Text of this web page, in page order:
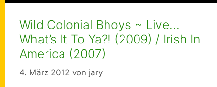
Wild Colonial Bhoys ~ Live…
What’s It To Ya?! (2009) / Irish In
America (2007)
4. März 2012 von jary